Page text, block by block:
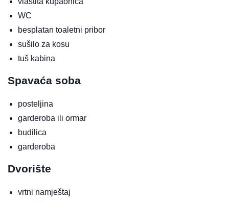
WC
besplatan toaletni pribor
sušilo za kosu
tuš kabina
Spavaća soba
posteljina
garderoba ili ormar
budilica
garderoba
Dvorište
vrtni namještaj